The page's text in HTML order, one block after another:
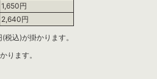
1,650円
2,640円
込)が掛かります。
ります。